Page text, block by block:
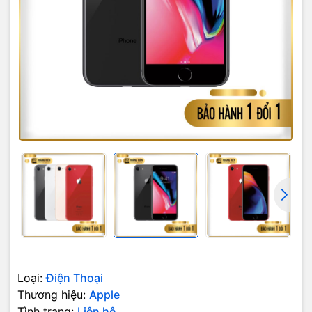
Loại: Điện Thoại
Thương hiệu: Apple
Về cấu hình, iPhone 8 sẽ có màn hình Retina HD 4.7 inch, độ phân
giải FullHD 1920 x 1080. Màn hình công nghệ True Tone sẽ giúp
sẽ có mặt trên iPhone 8.
iPhone mới sẽ được trang bị vi xử lí Apple A11 Bionic 64-bit. Theo
Apple, con chip Apple A11 Bionic này gồm có 6 nhân với 4,3 tỷ
bóng bán dẫn, tốc độ xử lý GPU cao hơn 30% so với thế hệ chip
A10 và điện năng tiêu thụ giảm một nửa. Về hiệu năng, A11 mạnh
hỗ trợ AR, có kết nối LTE Advanced, Bluetooth 5.0. Máy sẽ được
chạy trên phiên bản iOS 11 chính thức ngay khi xuất xưởng.